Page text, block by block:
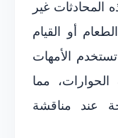
المحادثات غير
أو القيام
الأمهات
الحوارات، مما
عند مناقشة